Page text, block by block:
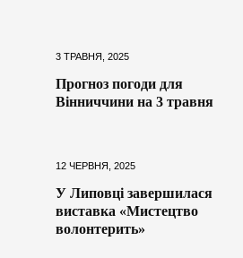
3 ТРАВНЯ, 2025
Прогноз погоди для
Вінниччини на 3 травня
12 ЧЕРВНЯ, 2025
У Липовці завершилася
виставка «Мистецтво
волонтерить»